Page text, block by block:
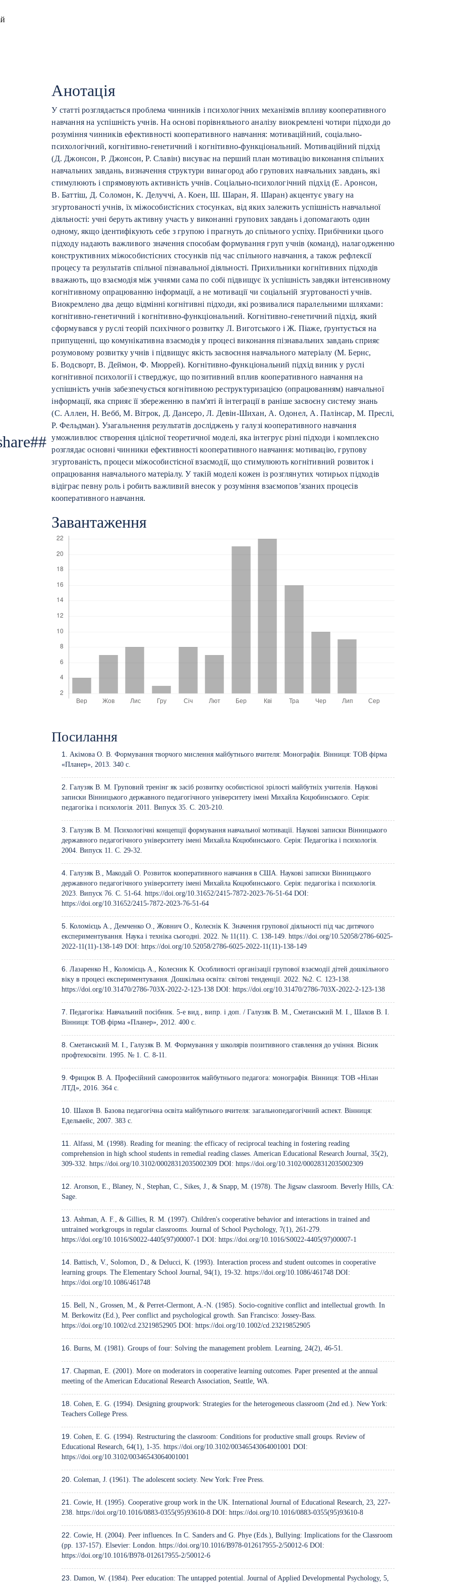
Анотація
У статті розглядається проблема чинників і психологічних механізмів впливу кооперативного
навчання на успішність учнів. На основі порівняльного аналізу виокремлені чотири підходи до
розуміння чинників ефективності кооперативного навчання: мотиваційний, соціально-
психологічний, когнітивно-генетичний і когнітивно-функціональний. Мотиваційний підхід
(Д. Джонсон, Р. Джонсон, Р. Славін) висуває на перший план мотивацію виконання спільних
навчальних завдань, визначення структури винагород або групових навчальних завдань, які
стимулюють і спрямовують активність учнів. Соціально-психологічний підхід (Е. Аронсон,
В. Баттіш, Д. Соломон, К. Делуччі, А. Коен, Ш. Шаран, Я. Шаран) акцентує увагу на
згуртованості учнів, їх міжособистісних стосунках, від яких залежить успішність навчальної
діяльності: учні беруть активну участь у виконанні групових завдань і допомагають один
одному, якщо ідентифікують себе з групою і прагнуть до спільного успіху. Прибічники цього
підходу надають важливого значення способам формування груп учнів (команд), налагодженню
конструктивних міжособистісних стосунків під час спільного навчання, а також рефлексії
процесу та результатів спільної пізнавальної діяльності. Прихильники когнітивних підходів
вважають, що взаємодія між учнями сама по собі підвищує їх успішність завдяки інтенсивному
когнітивному опрацюванню інформації, а не мотивації чи соціальній згуртованості учнів.
Виокремлено два дещо відмінні когнітивні підходи, які розвивалися паралельними шляхами:
когнітивно-генетичний і когнітивно-функціональний. Когнітивно-генетичний підхід, який
сформувався у руслі теорій психічного розвитку Л. Виготського і Ж. Піаже, ґрунтується на
припущенні, що комунікативна взаємодія у процесі виконання пізнавальних завдань сприяє
розумовому розвитку учнів і підвищує якість засвоєння навчального матеріалу (М. Бернс,
Б. Водсворт, В. Деймон, Ф. Мюррей). Когнітивно-функціональний підхід виник у руслі
когнітивної психології і стверджує, що позитивний вплив кооперативного навчання на
успішність учнів забезпечується когнітивною реструктуризацією (опрацюванням) навчальної
інформації, яка сприяє її збереженню в пам'яті й інтеграції в раніше засвоєну систему знань
(C. Аллен, Н. Вебб, М. Вітрок, Д. Дансеро, Л. Девін-Шихан, А. Одонел, А. Палінсар, М. Преслі,
Р. Фельдман). Узагальнення результатів досліджень у галузі кооперативного навчання
уможливлює створення цілісної теоретичної моделі, яка інтегрує різні підходи і комплексно
розглядає основні чинники ефективності кооперативного навчання: мотивацію, групову
згуртованість, процеси міжособистісної взаємодії, що стимулюють когнітивний розвиток і
опрацювання навчального матеріалу. У такій моделі кожен із розглянутих чотирьох підходів
відіграє певну роль і робить важливий внесок у розуміння взаємопов’язаних процесів
кооперативного навчання.
Завантаження
Посилання
Акімова О. В. Формування творчого мислення майбутнього вчителя: Монографія. Вінниця: ТОВ фірма
«Планер», 2013. 340 с.
Галузяк В. М. Груповий тренінг як засіб розвитку особистісної зрілості майбутніх учителів. Наукові
записки Вінницького державного педагогічного університету імені Михайла Коцюбинського. Серія:
педагогіка і психологія. 2011. Випуск 35. С. 203-210.
Галузяк В. М. Психологічні концепції формування навчальної мотивації. Наукові записки Вінницького
державного педагогічного університету імені Михайла Коцюбинського. Серія: Педагогіка і психологія.
2004. Випуск 11. С. 29-32.
Галузяк В., Макодай О. Розвиток кооперативного навчання в США. Наукові записки Вінницького
державного педагогічного університету імені Михайла Коцюбинського. Серія: педагогіка і психологія.
2023. Випуск 76. С. 51-64.https://doi.org/10.31652/2415-7872-2023-76-51-64 DOI:
https://doi.org/10.31652/2415-7872-2023-76-51-64
Коломієць А., Демченко О., Жовнич О., Колеснік К. Значення групової діяльності під час дитячого
експериментування. Наука і техніка сьогодні. 2022. № 11(11). С. 138-149.https://doi.org/10.52058/2786-6025-
2022-11(11)-138-149 DOI:https://doi.org/10.52058/2786-6025-2022-11(11)-138-149
Лазаренко Н., Коломієць А., Колесник К. Особливості організації групової взаємодії дітей дошкільного
віку в процесі експериментування. Дошкільна освіта: світові тенденції. 2022. №2. С. 123-138.
https://doi.org/10.31470/2786-703X-2022-2-123-138 DOI:https://doi.org/10.31470/2786-703X-2022-2-123-138
Педагогіка: Навчальний посібник. 5-е вид., випр. і доп. / Галузяк В. М., Сметанський М. І., Шахов В. І.
Вінниця: ТОВ фірма «Планер», 2012. 400 с.
Сметанський М. І., Галузяк В. М. Формування у школярів позитивного ставлення до учіння. Вісник
профтехосвіти. 1995. № 1. С. 8-11.
Фрицюк В. А. Професійний саморозвиток майбутнього педагога: монографія. Вінниця: ТОВ «Нілан
ЛТД», 2016. 364 с.
Шахов В. Базова педагогічна освіта майбутнього вчителя: загальнопедагогічний аспект. Вінниця:
Едельвейс, 2007. 383 с.
Alfassi, M. (1998). Reading for meaning: the efficacy of reciprocal teaching in fostering reading
comprehension in high school students in remedial reading classes. American Educational Research Journal, 35(2),
309-332.https://doi.org/10.3102/00028312035002309 DOI:https://doi.org/10.3102/00028312035002309
Aronson, E., Blaney, N., Stephan, C., Sikes, J., & Snapp, M. (1978). The Jigsaw classroom. Beverly Hills, CA:
Sage.
Ashman, A. F., & Gillies, R. M. (1997). Children's cooperative behavior and interactions in trained and
untrained workgroups in regular classrooms. Journal of School Psychology, 7(1), 261-279.
https://doi.org/10.1016/S0022-4405(97)00007-1 DOI:https://doi.org/10.1016/S0022-4405(97)00007-1
Battisch, V., Solomon, D., & Delucci, K. (1993). Interaction process and student outcomes in cooperative
learning groups. The Elementary School Journal, 94(1), 19-32.https://doi.org/10.1086/461748 DOI:
https://doi.org/10.1086/461748
Bell, N., Grossen, M., & Perret-Clermont, A.-N. (1985). Socio-cognitive conflict and intellectual growth. In
M. Berkowitz (Ed.), Peer conflict and psychological growth. San Francisco: Jossey-Bass.
https://doi.org/10.1002/cd.23219852905 DOI:https://doi.org/10.1002/cd.23219852905
Burns, M. (1981). Groups of four: Solving the management problem. Learning, 24(2), 46-51.
Chapman, E. (2001). More on moderators in cooperative learning outcomes. Paper presented at the annual
meeting of the American Educational Research Association, Seattle, WA.
Cohen, E. G. (1994). Designing groupwork: Strategies for the heterogeneous classroom (2nd ed.). New York:
Teachers College Press.
Cohen, E. G. (1994). Restructuring the classroom: Conditions for productive small groups. Review of
Educational Research, 64(1), 1-35.https://doi.org/10.3102/00346543064001001 DOI:
https://doi.org/10.3102/00346543064001001
Coleman, J. (1961). The adolescent society. New York: Free Press.
Cowie, H. (1995). Cooperative group work in the UK. International Journal of Educational Research, 23, 227-
238.https://doi.org/10.1016/0883-0355(95)93610-8 DOI:https://doi.org/10.1016/0883-0355(95)93610-8
Cowie, H. (2004). Peer influences. In C. Sanders and G. Phye (Eds.), Bullying: Implications for the Classroom
(pp. 137-157). Elsevier: London.https://doi.org/10.1016/B978-012617955-2/50012-6 DOI:
https://doi.org/10.1016/B978-012617955-2/50012-6
Damon, W. (1984). Peer education: The untapped potential. Journal of Applied Developmental Psychology, 5,